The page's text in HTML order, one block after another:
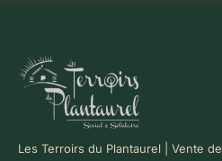
Les Terroirs du Plantaurel | Vente de